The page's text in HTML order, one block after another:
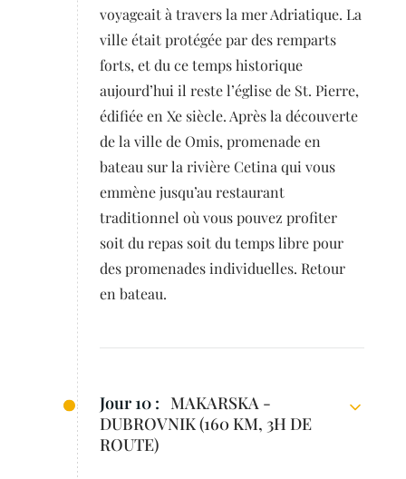
voyageait à travers la mer Adriatique. La
ville était protégée par des remparts
forts, et du ce temps historique
aujourd’hui il reste l’église de St. Pierre,
édifiée en Xe siècle. Après la découverte
de la ville de Omis, promenade en
bateau sur la rivière Cetina qui vous
emmène jusqu’au restaurant
traditionnel où vous pouvez profiter
soit du repas soit du temps libre pour
des promenades individuelles. Retour
en bateau.
Jour 10 : MAKARSKA -
DUBROVNIK (160 KM, 3H DE
ROUTE)